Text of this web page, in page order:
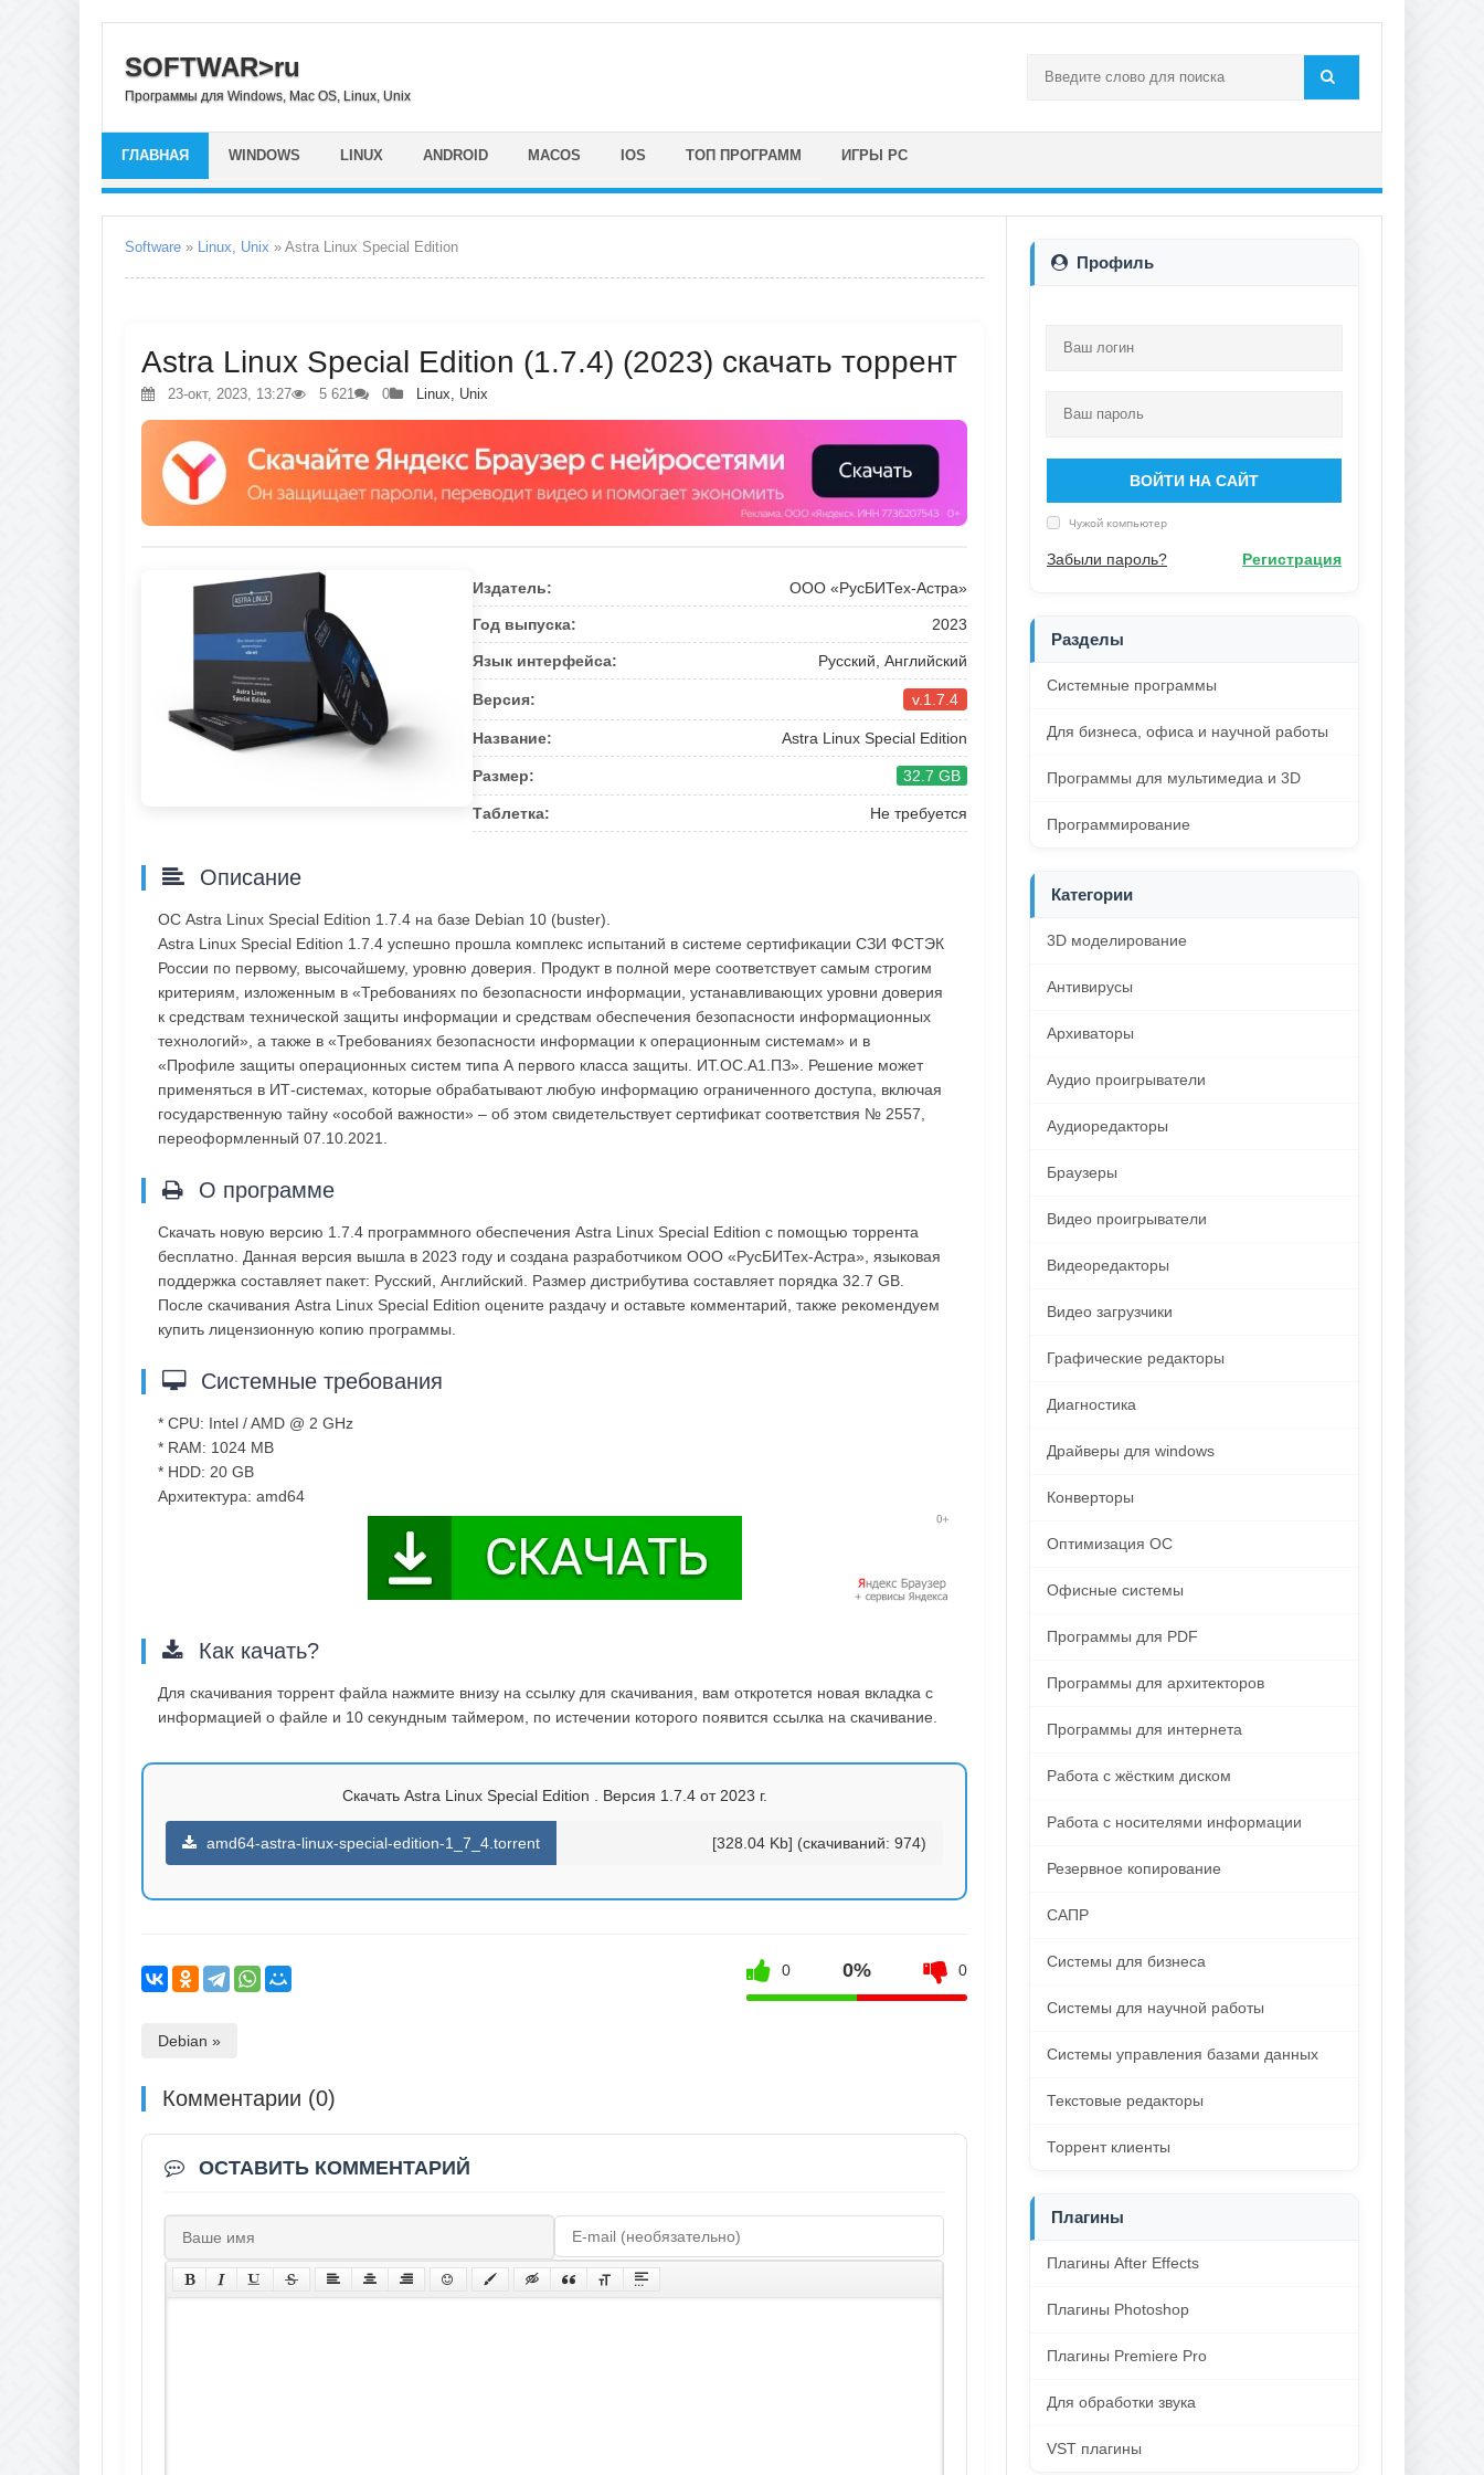
SOFTWAR>ru
Программы для Windows, Mac OS, Linux, Unix
ГЛАВНАЯ WINDOWS LINUX ANDROID MACOS IOS ТОП ПРОГРАММ ИГРЫ PC
Software » Linux, Unix » Astra Linux Special Edition
Astra Linux Special Edition (1.7.4) (2023) скачать торрент
23-окт, 2023, 13:27 5 621 0 Linux, Unix
Издатель: ООО «РусБИТех-Астра»
Год выпуска: 2023
Язык интерфейса: Русский, Английский
Версия: v.1.7.4
Название: Astra Linux Special Edition
Размер: 32.7 GB
Таблетка: Не требуется
Описание
ОС Astra Linux Special Edition 1.7.4 на базе Debian 10 (buster).
Astra Linux Special Edition 1.7.4 успешно прошла комплекс испытаний в системе сертификации СЗИ ФСТЭК
России по первому, высочайшему, уровню доверия. Продукт в полной мере соответствует самым строгим
критериям, изложенным в «Требованиях по безопасности информации, устанавливающих уровни доверия
к средствам технической защиты информации и средствам обеспечения безопасности информационных
технологий», а также в «Требованиях безопасности информации к операционным системам» и в
«Профиле защиты операционных систем типа А первого класса защиты. ИТ.ОС.А1.ПЗ». Решение может
применяться в ИТ-системах, которые обрабатывают любую информацию ограниченного доступа, включая
государственную тайну «особой важности» – об этом свидетельствует сертификат соответствия № 2557,
переоформленный 07.10.2021.
О программе
Скачать новую версию 1.7.4 программного обеспечения Astra Linux Special Edition с помощью торрента
бесплатно. Данная версия вышла в 2023 году и создана разработчиком ООО «РусБИТех-Астра», языковая
поддержка составляет пакет: Русский, Английский. Размер дистрибутива составляет порядка 32.7 GB.
После скачивания Astra Linux Special Edition оцените раздачу и оставьте комментарий, также рекомендуем
купить лицензионную копию программы.
Системные требования
* CPU: Intel / AMD @ 2 GHz
* RAM: 1024 MB
* HDD: 20 GB
Архитектура: amd64
Как качать?
Для скачивания торрент файла нажмите внизу на ссылку для скачивания, вам откротется новая вкладка с
информацией о файле и 10 секундным таймером, по истечении которого появится ссылка на скачивание.
Скачать Astra Linux Special Edition . Версия 1.7.4 от 2023 г.
amd64-astra-linux-special-edition-1_7_4.torrent [328.04 Kb] (cкачиваний: 974)
0 0% 0
Debian »
Комментарии (0)
ОСТАВИТЬ КОММЕНТАРИЙ
Профиль
ВОЙТИ НА САЙТ
Чужой компьютер
Забыли пароль? Регистрация
Разделы
Системные программы
Для бизнеса, офиса и научной работы
Программы для мультимедиа и 3D
Программирование
Категории
3D моделирование
Антивирусы
Архиваторы
Аудио проигрыватели
Аудиоредакторы
Браузеры
Видео проигрыватели
Видеоредакторы
Видео загрузчики
Графические редакторы
Диагностика
Драйверы для windows
Конверторы
Оптимизация ОС
Офисные системы
Программы для PDF
Программы для архитекторов
Программы для интернета
Работа с жёстким диском
Работа с носителями информации
Резервное копирование
САПР
Системы для бизнеса
Системы для научной работы
Системы управления базами данных
Текстовые редакторы
Торрент клиенты
Плагины
Плагины After Effects
Плагины Photoshop
Плагины Premiere Pro
Для обработки звука
VST плагины